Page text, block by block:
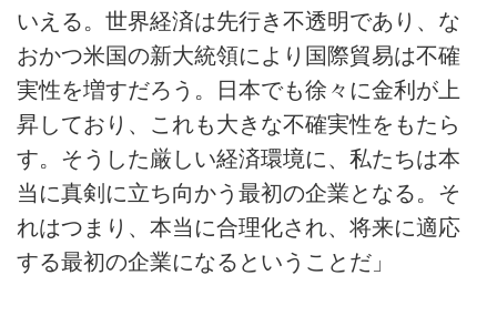
いえる。世界経済は先行き不透明であり、な
おかつ米国の新大統領により国際貿易は不確
実性を増すだろう。日本でも徐々に金利が上
昇しており、これも大きな不確実性をもたら
す。そうした厳しい経済環境に、私たちは本
当に真剣に立ち向かう最初の企業となる。そ
れはつまり、本当に合理化され、将来に適応
する最初の企業になるということだ」